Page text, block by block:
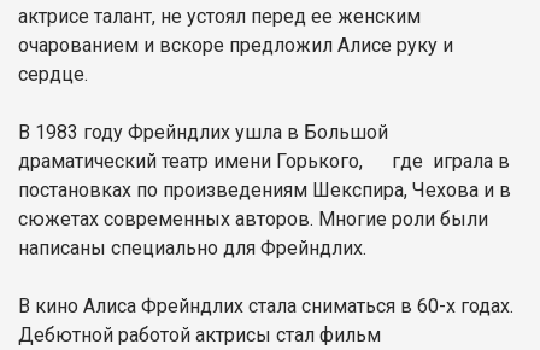
актрисе талант, не устоял перед ее женским
очарованием и вскоре предложил Алисе руку и
сердце.
В 1983 году Фрейндлих ушла в Большой
драматический театр имени Горького, где играла в
постановках по произведениям Шекспира, Чехова и в
сюжетах современных авторов. Многие роли были
написаны специально для Фрейндлих.
В кино Алиса Фрейндлих стала сниматься в 60-х годах.
Дебютной работой актрисы стал фильм